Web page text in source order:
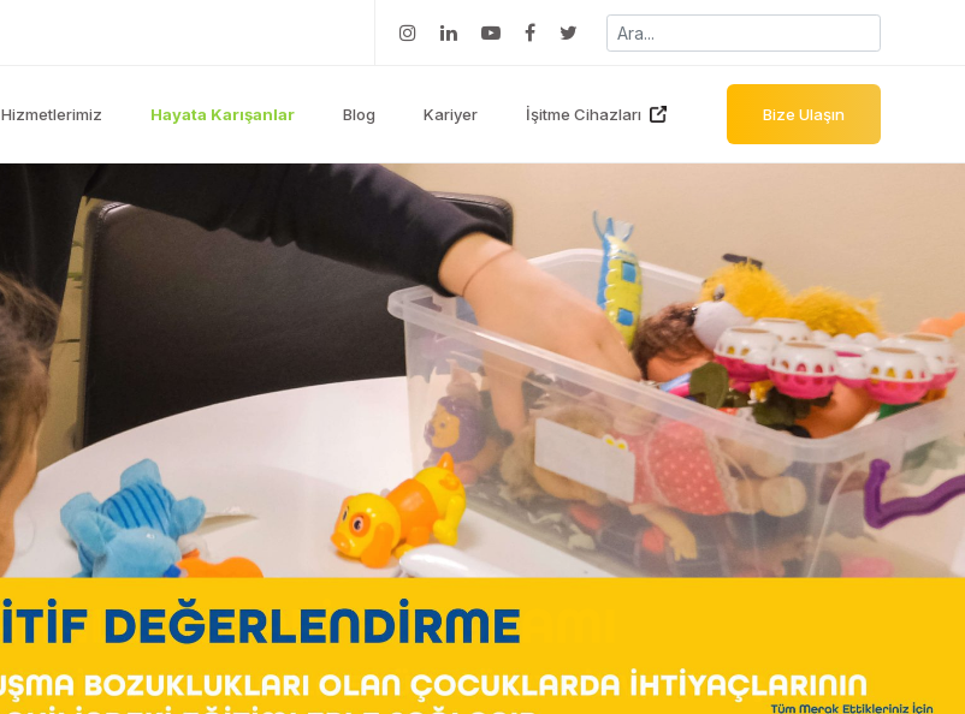
Hizmetlerimiz Hayata Karışanlar Blog Kariyer İşitme Cihazları Bize Ulaşın